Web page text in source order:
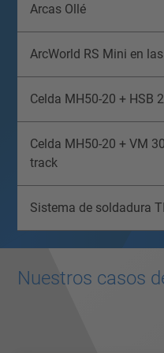
Arcas Ollé
ArcWorld RS Mini en
Celda MH50-20 + HSB
Celda MH50-20 + VM
track
Sistema de soldadura
Nuestros casos